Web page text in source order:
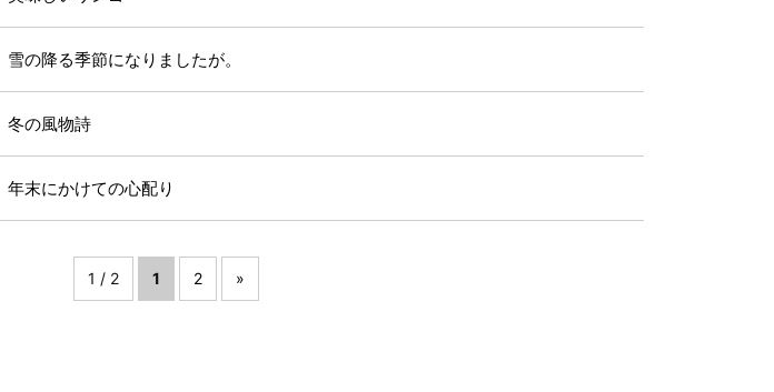
雪の降る季節になりましたが。
冬の風物詩
年末にかけての心配り
1 / 2 1 2 »